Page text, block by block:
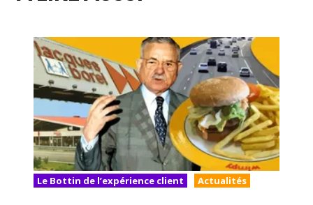
Le Bottin de l’expérience client Actualités